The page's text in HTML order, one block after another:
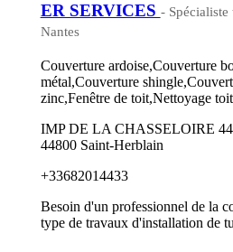
ER SERVICES -
Nantes
Couverture ardoise,Couverture
métal,Couverture
zinc,Fenêtre de toit,Nettoyage
IMP DE LA CHASSELOIRE
44800 Saint-Herblain
+33682014433
Besoin d'un professionnel de la
type de travaux d'installation de